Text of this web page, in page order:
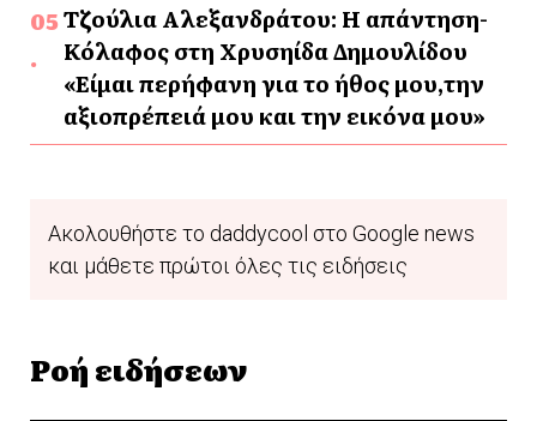
Τζούλια Αλεξανδράτου: Η απάντηση-
Κόλαφος στη Χρυσηίδα Δημουλίδου
«Είμαι περήφανη για το ήθος μου,την
αξιοπρέπειά μου και την εικόνα μου»
Ακολουθήστε το daddycool στο Google news
και μάθετε πρώτοι όλες τις ειδήσεις
Ροή ειδήσεων